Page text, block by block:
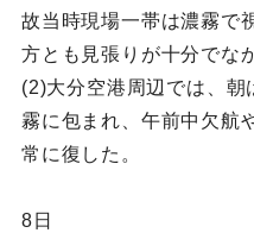
故当時現場一帯は濃霧で
方とも見張りが十分でな
(2)大分空港周辺では、
霧に包まれ、午前中欠航
常に復した。
8日